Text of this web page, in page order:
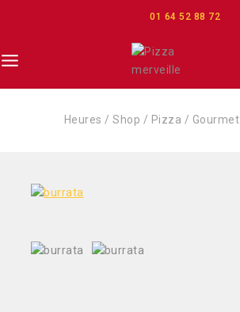
01 64 52 88 72
Heures / Shop / Pizza / Gourmet